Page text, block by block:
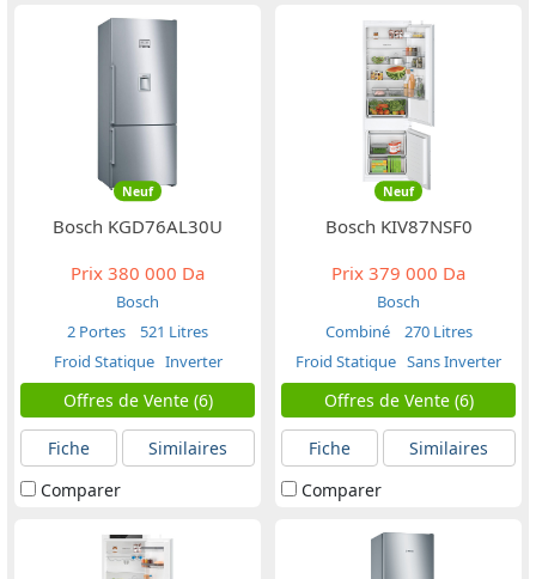
Neuf
Bosch KGD76AL30U
Prix 380 000 Da
Bosch
2 Portes
521 Litres
Froid Statique Inverter
Offres de Vente (6)
Fiche
Similaires
Comparer
Neuf
Bosch KIV87NSF0
Prix 379 000 Da
Bosch
Combiné
270 Litres
Froid Statique Sans Inverter
Offres de Vente (6)
Fiche
Similaires
Comparer